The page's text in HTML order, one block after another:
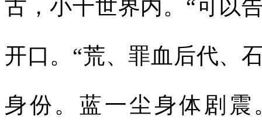
古，小千世界内。“可以
开口。“荒、罪血后代、
身份。蓝一尘身体剧